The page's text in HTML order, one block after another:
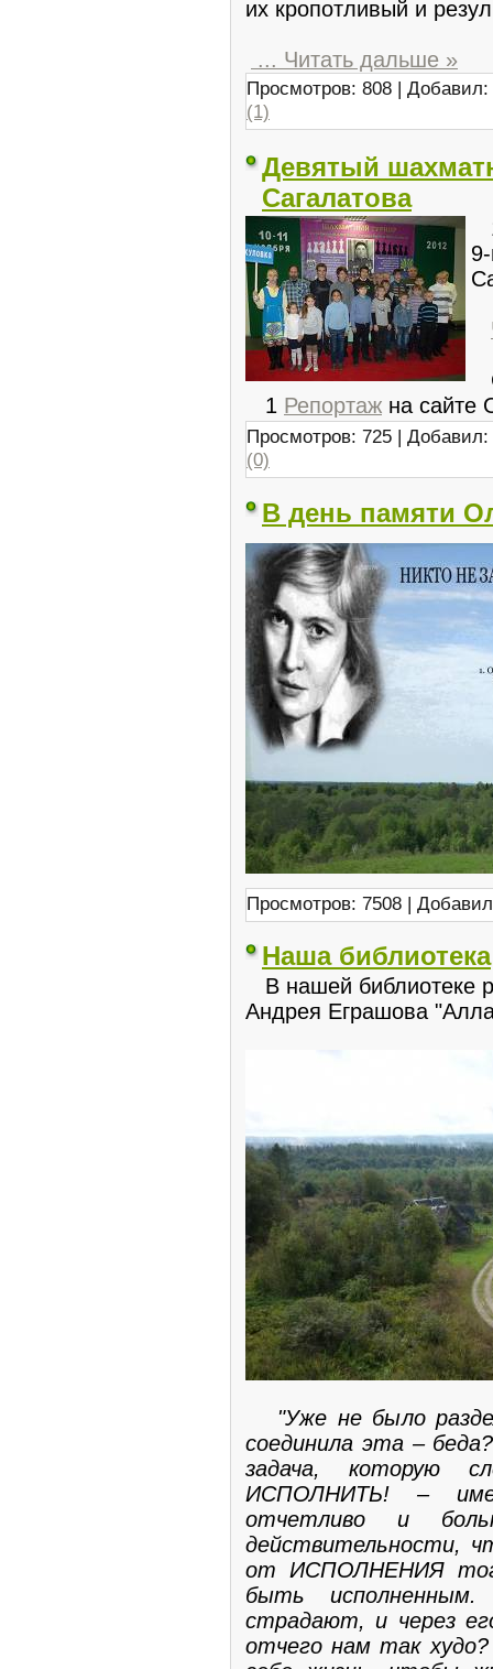
их кропотливый и
... Читать дальше »
Просмотров: 808 | Добавил:
(1)
Девятый
Сагалатова
1 Репортаж на сайте
Просмотров: 725 | Добавил:
(0)
В день памяти
Просмотров: 7508 |
Наша библиотека
В нашей библиотеке
Андрея Еграшова
"Уже не было
соединила эта –
задача, которую
ИСПОЛНИТЬ! –
отчетливо и
действительности,
от ИСПОЛНЕНИЯ
быть
страдают, и через
отчего нам так